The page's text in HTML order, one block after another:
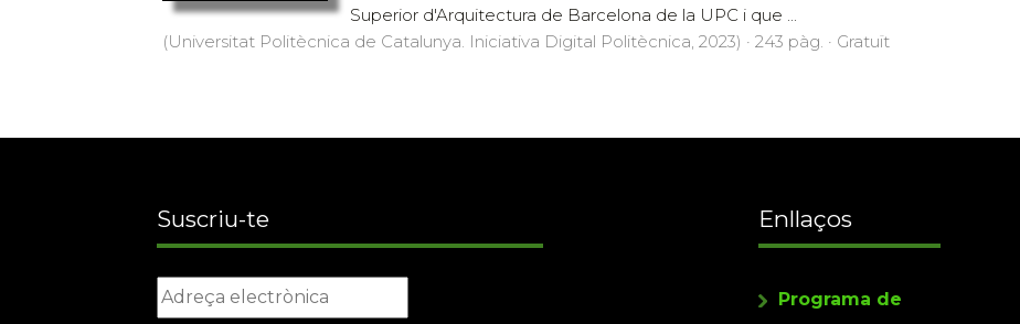
Superior d'Arquitectura de Barcelona de la UPC i que ...
(Universitat Politècnica de Catalunya. Iniciativa Digital Politècnica, 2023) · 243 pàg. · Gratuït
Suscriu-te Enllaços
Programa de